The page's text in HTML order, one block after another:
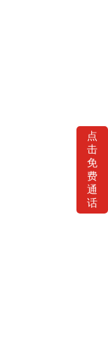
点
击
免
费
通
话